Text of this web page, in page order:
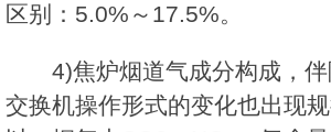
区别：5.0%～17.5%。
4)焦炉烟道气成分构成，
交换机操作形式的变化也出现